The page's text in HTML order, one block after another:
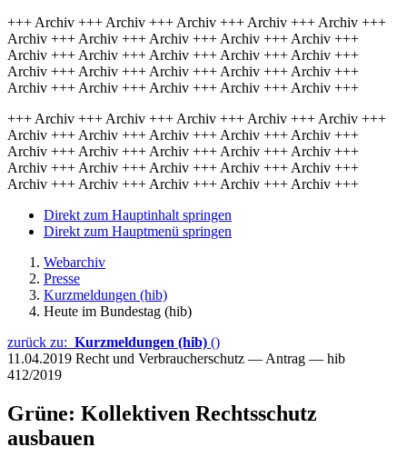
+++ Archiv +++ Archiv +++ Archiv +++ Archiv +++ Archiv +++
Archiv +++ Archiv +++ Archiv +++ Archiv +++ Archiv +++
Archiv +++ Archiv +++ Archiv +++ Archiv +++ Archiv +++
Archiv +++ Archiv +++ Archiv +++ Archiv +++ Archiv +++
Archiv +++ Archiv +++ Archiv +++ Archiv +++ Archiv +++
+++ Archiv +++ Archiv +++ Archiv +++ Archiv +++ Archiv +++
Archiv +++ Archiv +++ Archiv +++ Archiv +++ Archiv +++
Archiv +++ Archiv +++ Archiv +++ Archiv +++ Archiv +++
Archiv +++ Archiv +++ Archiv +++ Archiv +++ Archiv +++
Archiv +++ Archiv +++ Archiv +++ Archiv +++ Archiv +++
Direkt zum Hauptinhalt springen
Direkt zum Hauptmenü springen
Webarchiv
Presse
Kurzmeldungen (hib)
Heute im Bundestag (hib)
zurück zu: Kurzmeldungen (hib) ()
11.04.2019 Recht und Verbraucherschutz — Antrag — hib
412/2019
Grüne: Kollektiven Rechtsschutz
ausbauen